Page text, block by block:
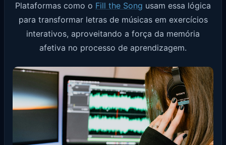
Plataformas como o Fill the Song usam essa lógica
para transformar letras de músicas em exercícios
interativos, aproveitando a força da memória
afetiva no processo de aprendizagem.